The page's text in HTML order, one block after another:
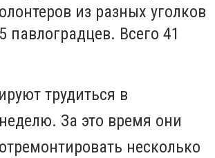
из разных уголков
павлоградцев. Всего 41
трудиться в
За это время они
несколько